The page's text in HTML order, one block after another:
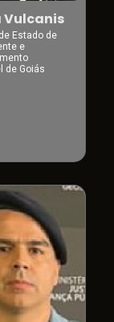
Vulcanis
Estado de
e
de Goiás